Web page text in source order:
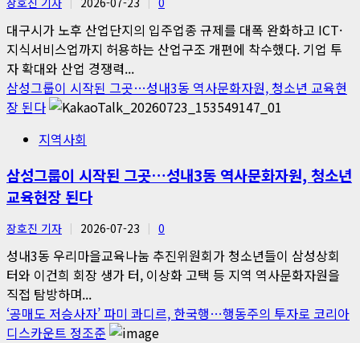
대구시가 노후 산업단지의 입주업종 규제를 대폭 완화하고 ICT·
지식서비스업까지 허용하는 산업구조 개편에 착수했다. 기업 투
자 확대와 산업 경쟁력...
삼성그룹이 시작된 그곳…성내3동 역사문화자원, 청소년 교육현
장 된다
지역사회
삼성그룹이 시작된 그곳…성내3동 역사문화자원, 청소년
교육현장 된다
장호진 기자 2026-07-23 0
성내3동 우리마을교육나눔 추진위원회가 청소년들이 삼성상회
터와 이건희 회장 생가 터, 이상화 고택 등 지역 역사문화자원을
직접 탐방하며...
‘공매도 저승사자’ 파미 콰디르, 한국행…행동주의 투자로 코리아
디스카운트 정조준